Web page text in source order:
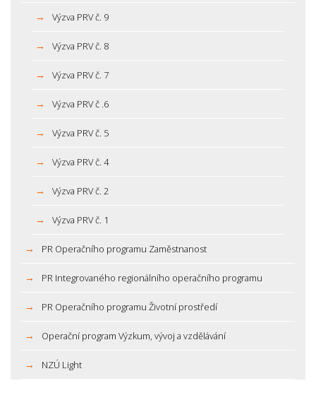
Výzva PRV č. 9
Výzva PRV č. 8
Výzva PRV č. 7
Výzva PRV č .6
Výzva PRV č. 5
Výzva PRV č. 4
Výzva PRV č. 2
Výzva PRV č. 1
PR Operačního programu Zaměstnanost
PR Integrovaného regionálního operačního programu
PR Operačního programu Životní prostředí
Operační program Výzkum, vývoj a vzdělávání
NZÚ Light